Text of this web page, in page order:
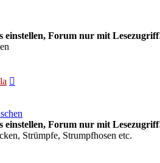
einstellen, Forum nur mit
einstellen, Forum nur mit
Strümpfe, Strumpfhosen etc.